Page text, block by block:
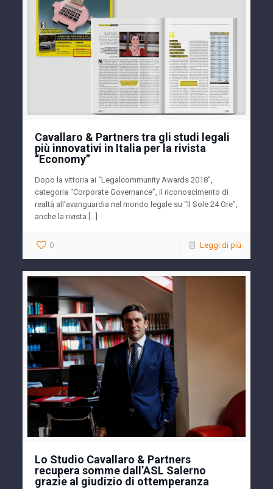
Cavallaro & Partners tra gli studi legali
più innovativi in Italia per la rivista
“Economy”
Dopo la vittoria ai “Legalcommunity Awards 2018”,
categoria “Corporate Governance”, il riconoscimento di
realtà all’avanguardia nel mondo legale su “Il Sole 24 Ore”,
anche la rivista […]
0 Leggi di più
Lo Studio Cavallaro & Partners
recupera somme dall’ASL Salerno
grazie al giudizio di ottemperanza